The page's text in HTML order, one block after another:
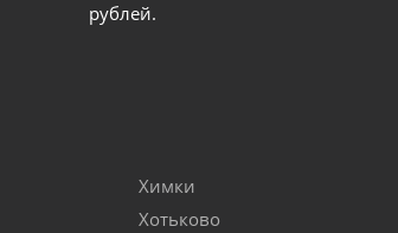
рублей.
Химки
Хотьково